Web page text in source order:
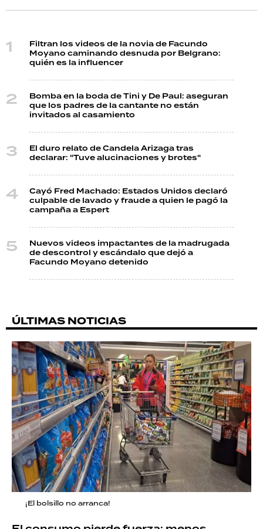
Filtran los videos de la novia de Facundo
Moyano caminando desnuda por Belgrano:
quién es la influencer
Bomba en la boda de Tini y De Paul: aseguran
que los padres de la cantante no están
invitados al casamiento
El duro relato de Candela Arizaga tras
declarar: "Tuve alucinaciones y brotes"
Cayó Fred Machado: Estados Unidos declaró
culpable de lavado y fraude a quien le pagó la
campaña a Espert
Nuevos videos impactantes de la madrugada
de descontrol y escándalo que dejó a
Facundo Moyano detenido
ÚLTIMAS NOTICIAS
¡El bolsillo no arranca!